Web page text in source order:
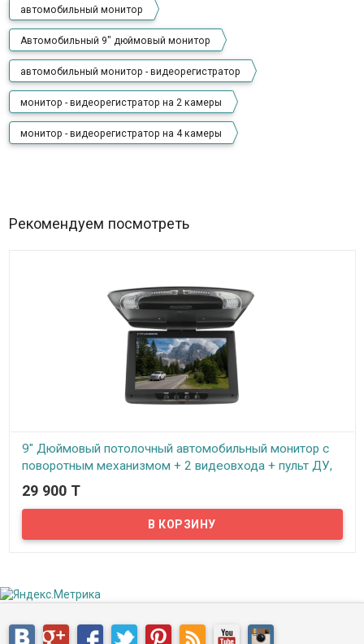
автомобильный монитор
Автомобильный 9" дюймовый монитор
автомобильный монитор - видеорегистратор
монитор - видеорегистратор на 2 камеры
монитор - видеорегистратор на 4 камеры
Рекомендуем посмотреть
9" Дюймовый потолочный автомобильный монитор с
поворотным механизмом + 2 видеовхода + пульт ДУ,
ID0900
Новинка - потолочный автомобильный монитор с диагональю
29 900 T